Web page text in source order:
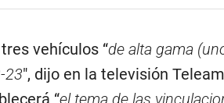
vehículos “de alta gama
23″, dijo en la televisión
“el tema de las